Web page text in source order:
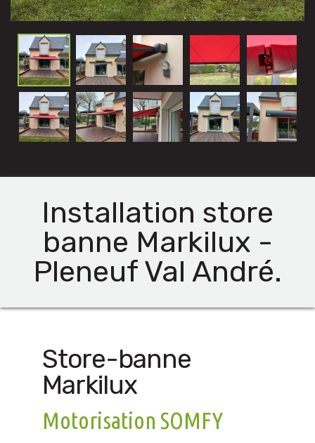
Installation store
banne Markilux -
Pleneuf Val André.
Store-banne
Markilux
Motorisation SOMFY